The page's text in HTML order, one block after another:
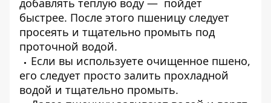
быстрее. После этого пшеницу следует
просеять и тщательно промыть под
проточной водой.
Если вы используете очищенное пшено,
его следует просто залить прохладной
водой и тщательно промыть.